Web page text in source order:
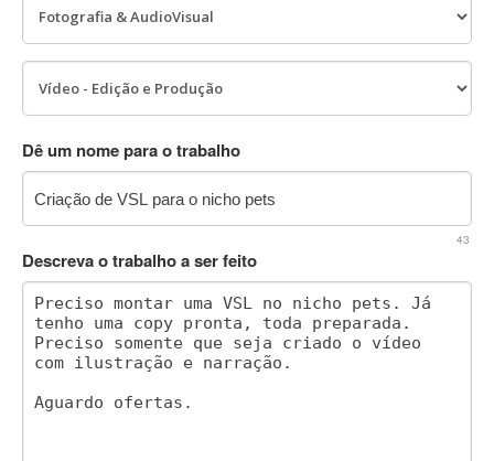
Dê um nome para o trabalho
43
Descreva o trabalho a ser feito